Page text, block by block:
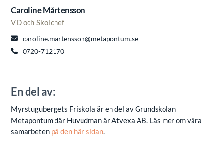
En del av:
Myrstugubergets Friskola är en del av Grundskolan
Metapontum där Huvudman är Atvexa AB. Läs mer om våra
samarbeten på den här sidan.
Caroline Mårtensson
VD och Skolchef
caroline.martensson@metapontum.se
0720-712170